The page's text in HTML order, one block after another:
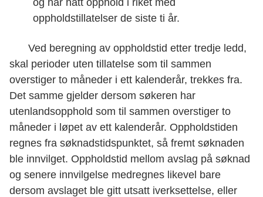
og har hatt opphold i riket med
oppholdstillatelser de siste ti år.
Ved beregning av oppholdstid etter tredje ledd,
skal perioder uten tillatelse som til sammen
overstiger to måneder i ett kalenderår, trekkes fra.
Det samme gjelder dersom søkeren har
utenlandsopphold som til sammen overstiger to
måneder i løpet av ett kalenderår. Oppholdstiden
regnes fra søknadstidspunktet, så fremt søknaden
ble innvilget. Oppholdstid mellom avslag på søknad
og senere innvilgelse medregnes likevel bare
dersom avslaget ble gitt utsatt iverksettelse, eller